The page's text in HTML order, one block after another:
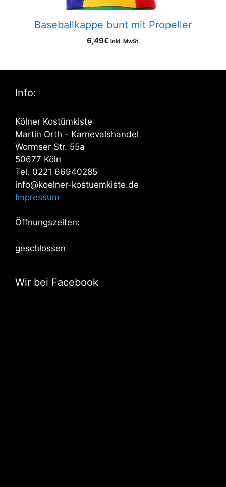
Baseballkappe bunt mit Propeller
6,49€ inkl. MwSt.
Info:
Kölner Kostümkiste
Martin Orth - Karnevalshandel
Wormser Str. 55a
50677 Köln
Tel. 0221 66940285
info@koelner-kostuemkiste.de
Impressum
Öffnungszeiten:
geschlossen
Wir bei Facebook